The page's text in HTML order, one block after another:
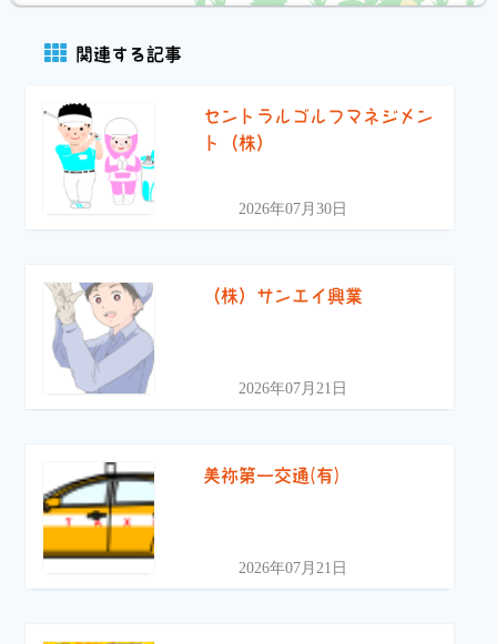
関連する記事
セントラルゴルフマネジメン
ト（株）
2026年07月30日
（株）サンエイ興業
2026年07月21日
美祢第一交通(有)
2026年07月21日